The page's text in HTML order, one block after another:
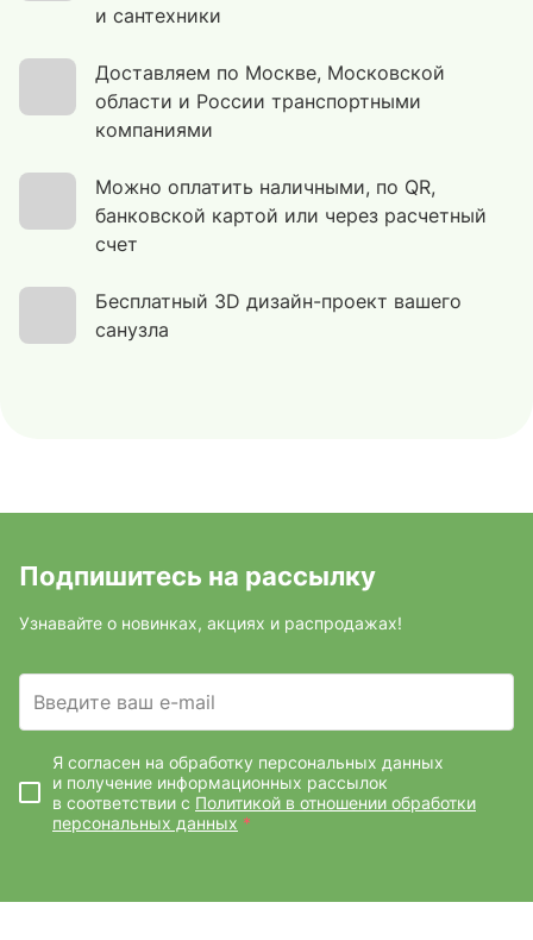
и сантехники
Доставляем по Москве, Московской
области и России транспортными
компаниями
Можно оплатить наличными, по QR,
банковской картой или через расчетный
счет
Бесплатный 3D дизайн-проект вашего
санузла
Подпишитесь на рассылку
Узнавайте о новинках, акциях и распродажах!
Введите ваш e-mail
Я согласен на обработку персональных данных
и получение информационных рассылок
в соответствии с Политикой в отношении обработки
персональных данных *